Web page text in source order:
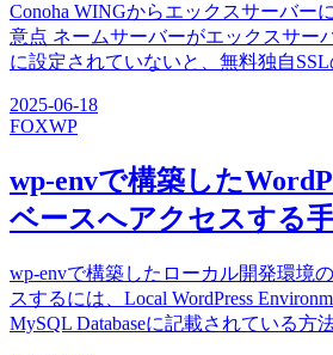
Conoha WINGからエックスサーバー
意点 ネームサーバーがエックスサー
に設定されていないと、無料独自
2025-06-18
FOXWP
wp-envで構築した
ベースへアクセスする
wp-envで構築したローカル開発環境
スするには、Local WordPress
MySQL Databaseに記載されている方